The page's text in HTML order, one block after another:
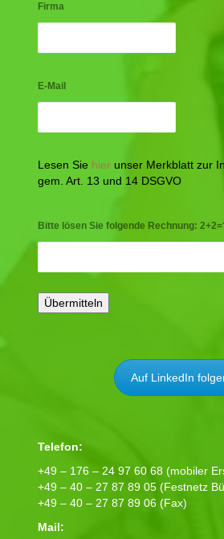
Firma
E-Mail
Lesen Sie hier unser Merkblatt zur
gem. Art. 13 und 14 DSGVO
Bitte lösen Sie folgende Rechnung:
Auf LinkedIn
Telefon:
+49 – 176 – 24 97 60 68 (mobiler
+49 – 40 – 27 87 89 05 (Festnetz
+49 – 40 – 27 87 89 06 (Fax)
Mail: